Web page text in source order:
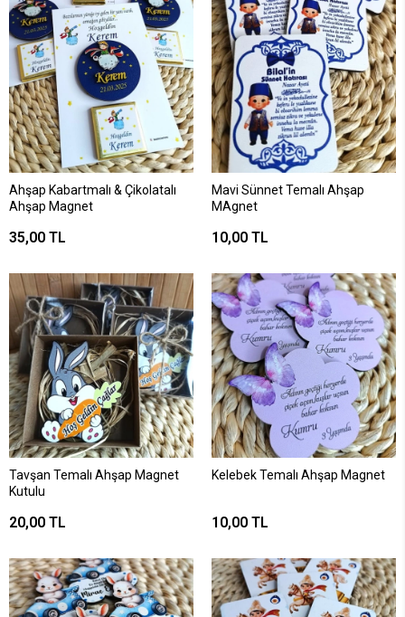
Ahşap Kabartmalı & Çikolatalı
Ahşap Magnet
35,00 TL
Mavi Sünnet Temalı Ahşap
MAgnet
10,00 TL
Tavşan Temalı Ahşap Magnet
Kutulu
20,00 TL
Kelebek Temalı Ahşap Magnet
10,00 TL